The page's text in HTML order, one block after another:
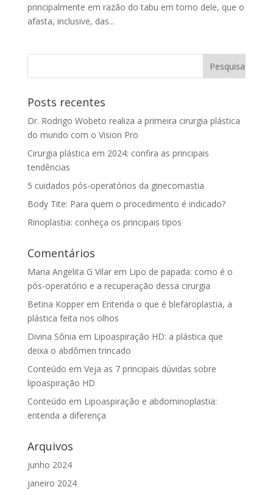
principalmente em razão do tabu em torno dele, que o
afasta, inclusive, das...
Posts recentes
Dr. Rodrigo Wobeto realiza a primeira cirurgia plástica
do mundo com o Vision Pro
Cirurgia plástica em 2024: confira as principais
tendências
5 cuidados pós-operatórios da ginecomastia
Body Tite: Para quem o procedimento é indicado?
Rinoplastia: conheça os principais tipos
Comentários
Maria Angelita G Vilarem Lipo de papada: como é o
pós-operatório e a recuperação dessa cirurgia
Betina Kopperem Entenda o que é blefaroplastia, a
plástica feita nos olhos
Divina Sônia em Lipoaspiração HD: a plástica que
deixa o abdômen trincado
Conteúdo em Veja as 7 principais dúvidas sobre
lipoaspiração HD
Conteúdo em Lipoaspiração e abdominoplastia:
entenda a diferença
Arquivos
junho 2024
janeiro 2024